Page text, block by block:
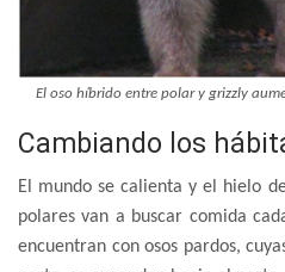
El oso híbrido entre polar y grizzly
Cambiando los
El mundo se calienta y el hielo
polares van a buscar comida
encuentran con osos pardos,